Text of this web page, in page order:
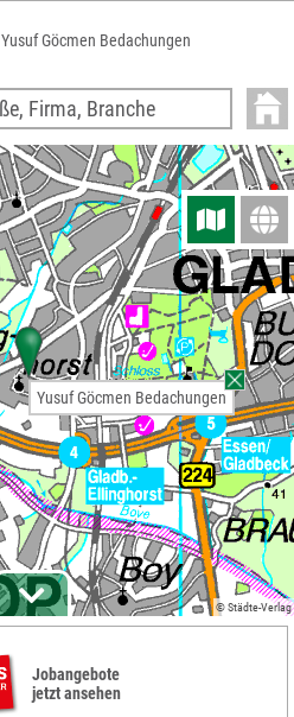
Yusuf Göcmen Bedachungen
© Städte-Verlag
Yusuf Göcmen Bedachungen
Jobangebote
jetzt ansehen